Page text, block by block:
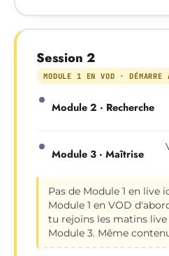
Session 2
MODULE 1 EN VOD · DÉMARRE
Module 2 · Recherche
Module 3 · Maîtrise
Pas de Module 1 en live
Module 1 en VOD
tu rejoins les matins
Module 3. Même